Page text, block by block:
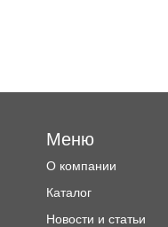
Меню
О компании
Каталог
Новости и статьи